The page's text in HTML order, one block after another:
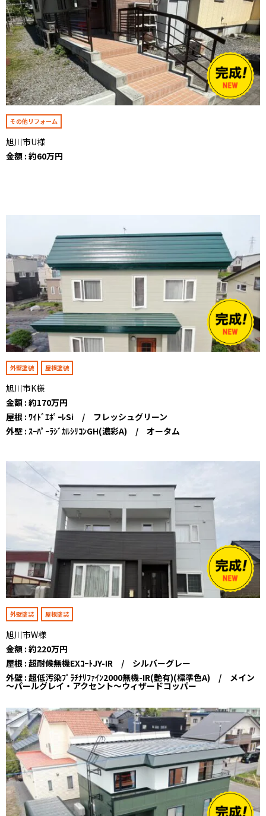
その他リフォーム
旭川市U様
金額 : 約60万円
外壁塗装 屋根塗装
旭川市K様
金額 : 約170万円
屋根 : ﾜｲﾄﾞｴﾎﾟｰﾚSi / フレッシュグリーン
外壁 : ｽｰﾊﾟｰﾗｼﾞｶﾙｼﾘｺﾝGH(濃彩A) / オータム
外壁塗装 屋根塗装
旭川市W様
金額 : 約220万円
屋根 : 超耐候無機EXｺｰﾄJY-IR / シルバーグレー
外壁 : 超低汚染ﾌﾟﾗﾁﾅﾘﾌｧｲﾝ2000無機-IR(艶有)(標準色A) / メイン
～パールグレイ・アクセント～ウィザードコッパー